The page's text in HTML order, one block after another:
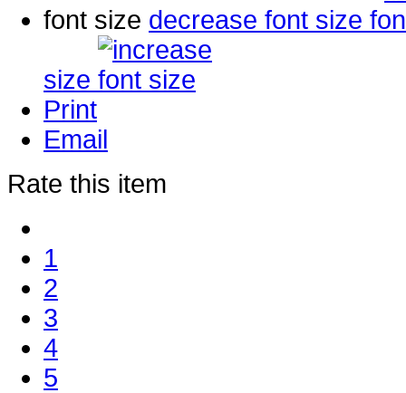
font size decrease font size
size
Print
Email
Rate this item
1
2
3
4
5